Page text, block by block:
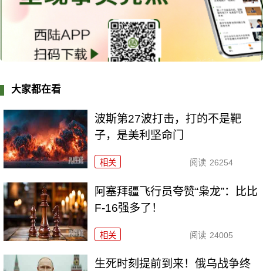
大家都在看
波斯第27波打击，打的不是靶
子，是美利坚命门
相关 阅读 26254
阿塞拜疆飞行员夸赞“枭龙”：比比
F-16强多了！
相关 阅读 24005
生死时刻提前到来！俄乌战争终